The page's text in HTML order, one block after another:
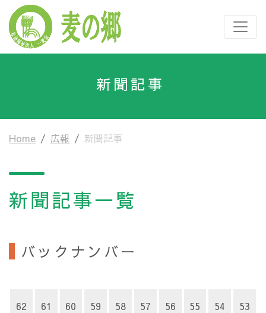
新聞記事
Home 広報 新聞記事
新聞記事一覧
バックナンバー
62 61 60 59 58 57 56 55 54 53